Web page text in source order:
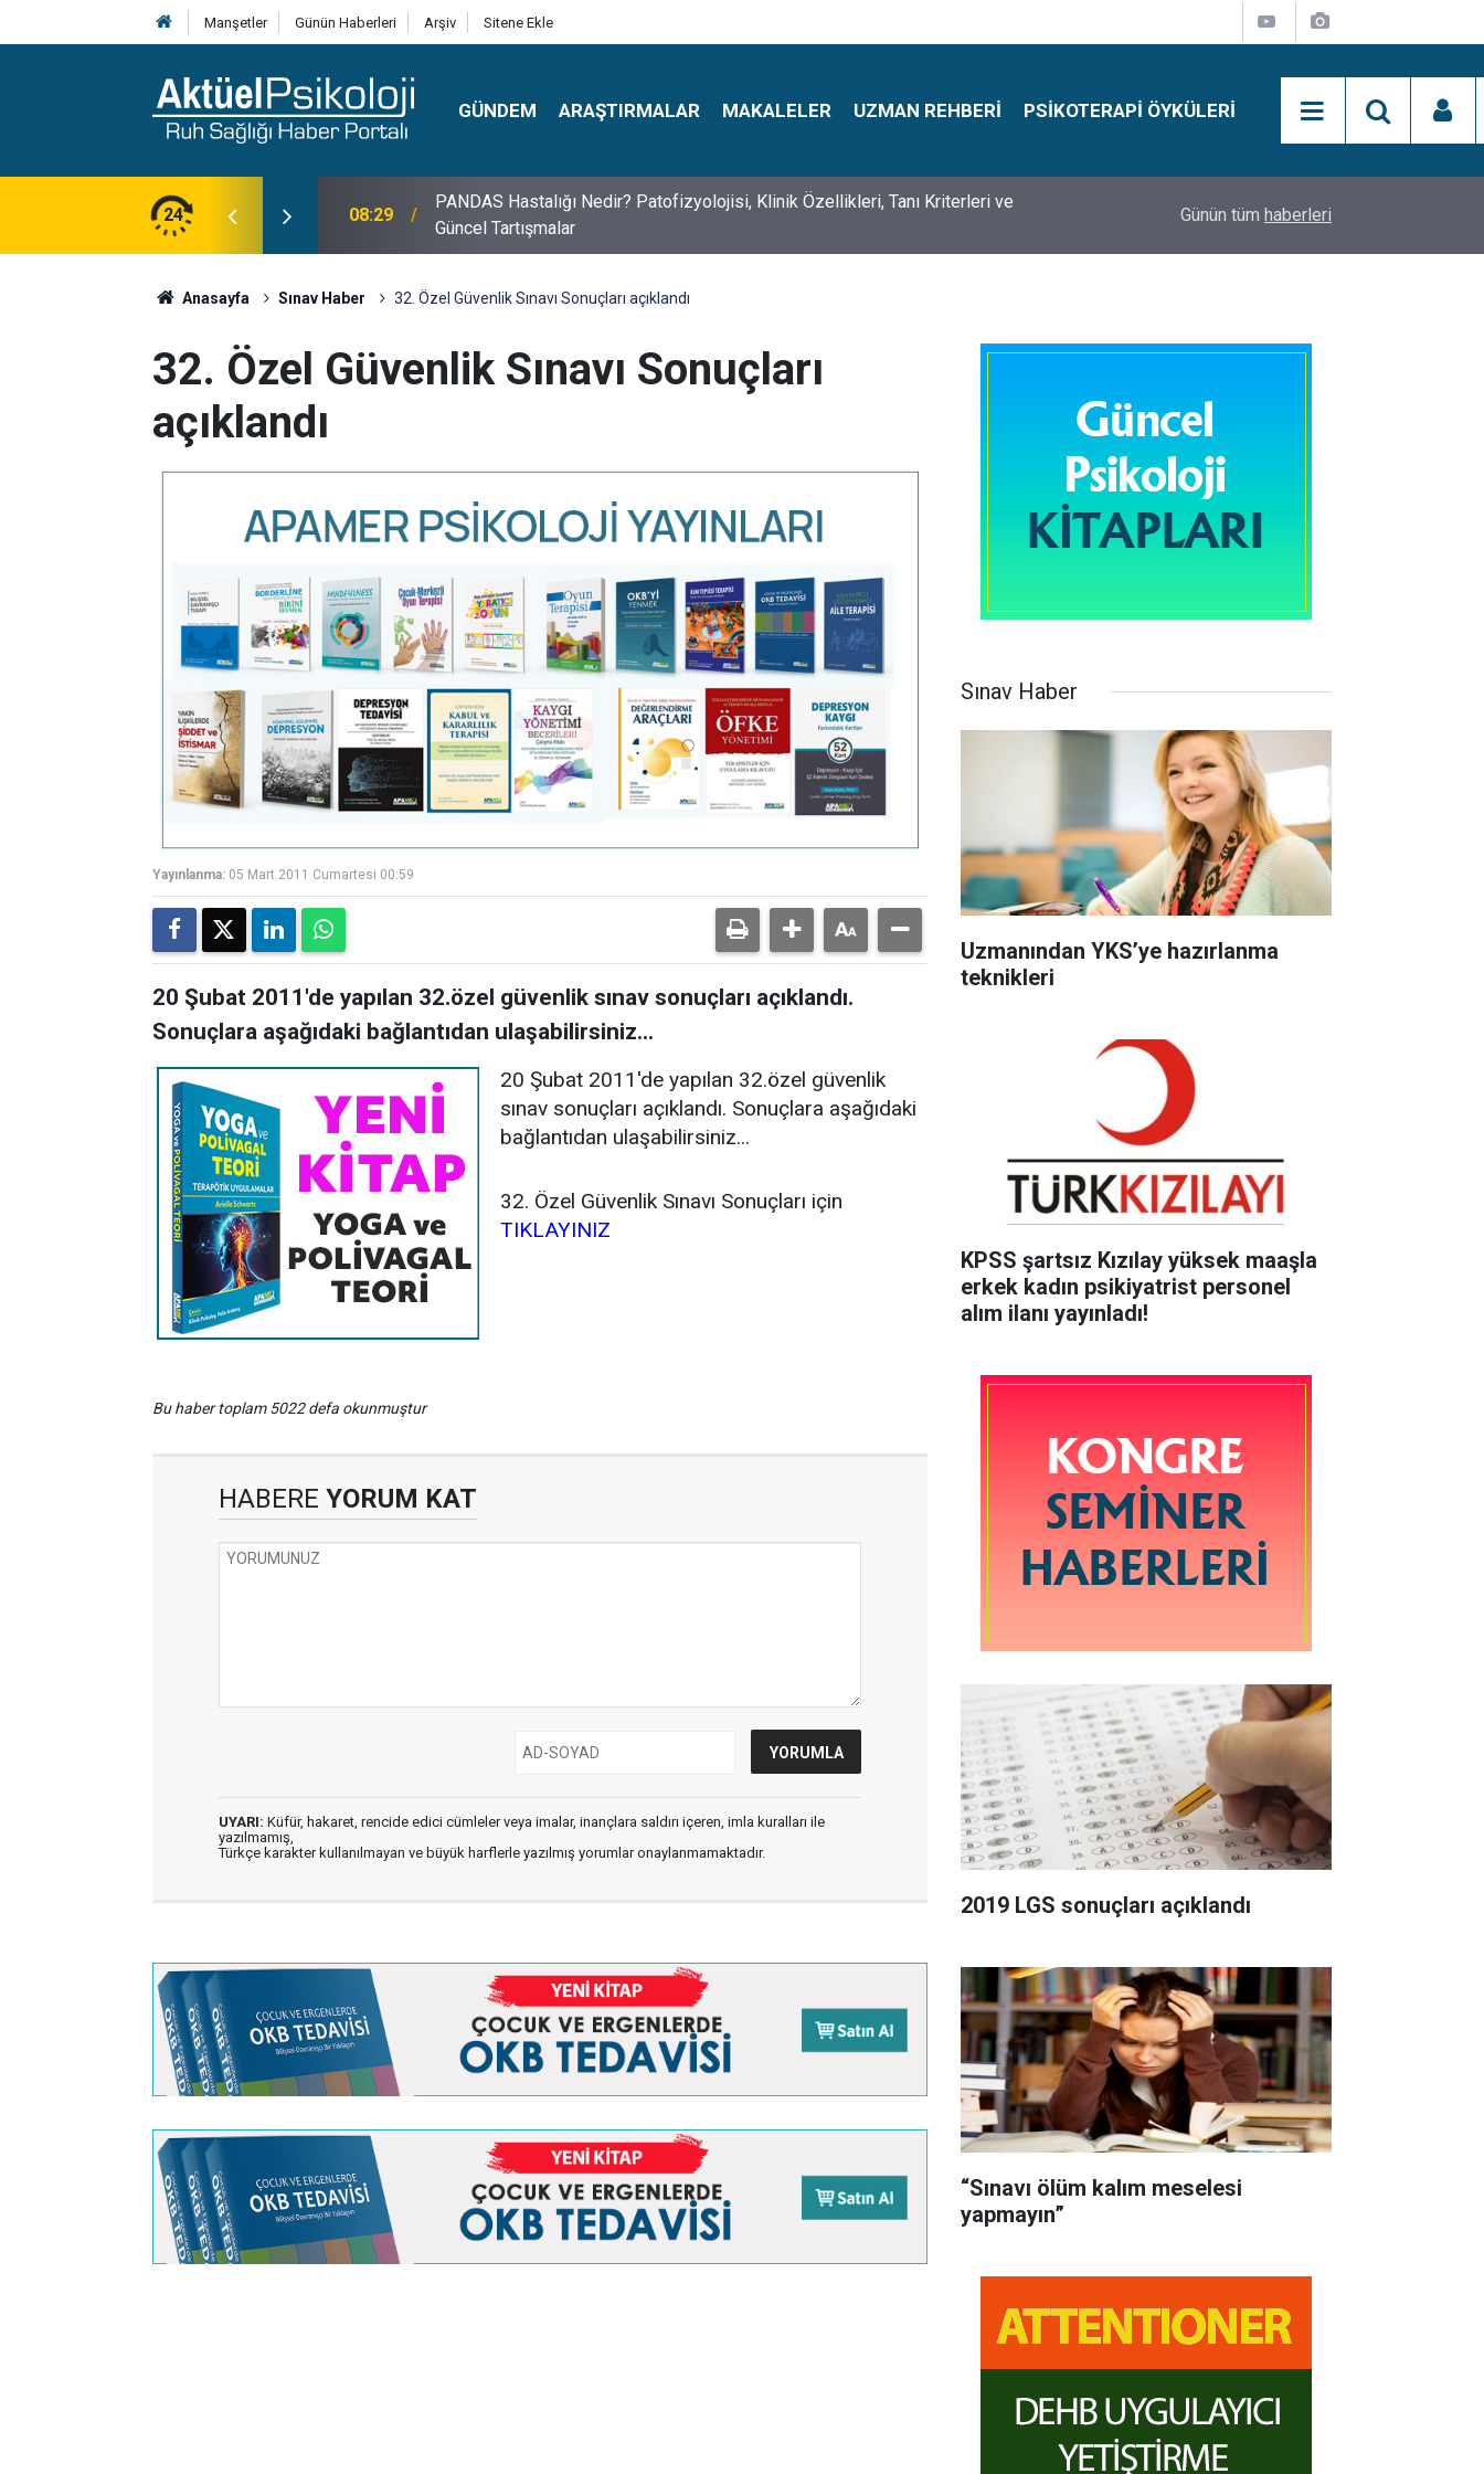
Manşetler Günün Haberleri Arşiv Sitene Ekle
GÜNDEM ARAŞTIRMALAR MAKALELER UZMAN REHBERI PSIKOTERAPI ÖYKÜLERI
24
Klinik Özellikleri, Tanı Kriterleri ve
10:30 10 Mayıs Psikologlar Günü Nasıl Ortaya Çıktı? 10 Mayıs Tarihinin Hikayesi Simon Says Dikkat Programı Nedir?
Günün tüm haberleri
Anasayfa Sınav Haber 32. Özel Güvenlik Sınavı Sonuçları açıklandı
32. Özel Güvenlik Sınavı Sonuçları
açıklandı
Yayınlanma: 05 Mart 2011 Cumartesi 00:59
20 Şubat 2011'de yapılan 32.özel güvenlik sınav sonuçları açıklandı.
Sonuçlara aşağıdaki bağlantıdan ulaşabilirsiniz...
20 Şubat 2011'de yapılan 32.özel güvenlik
sınav sonuçları açıklandı. Sonuçlara aşağıdaki
bağlantıdan ulaşabilirsiniz...
32. Özel Güvenlik Sınavı Sonuçları için
TIKLAYINIZ
Bu haber toplam 5022 defa okunmuştur
HABERE YORUM KAT
UYARI: Küfür, hakaret, rencide edici cümleler veya imalar, inançlara saldırı içeren, imla kuralları ile
yazılmamış,
Türkçe karakter kullanılmayan ve büyük harflerle yazılmış yorumlar onaylanmamaktadır.
Sınav Haber
Uzmanından YKS’ye hazırlanma
teknikleri
KPSS şartsız Kızılay yüksek maaşla
erkek kadın psikiyatrist personel
alım ilanı yayınladı!
2019 LGS sonuçları açıklandı
“Sınavı ölüm kalım meselesi
yapmayın”